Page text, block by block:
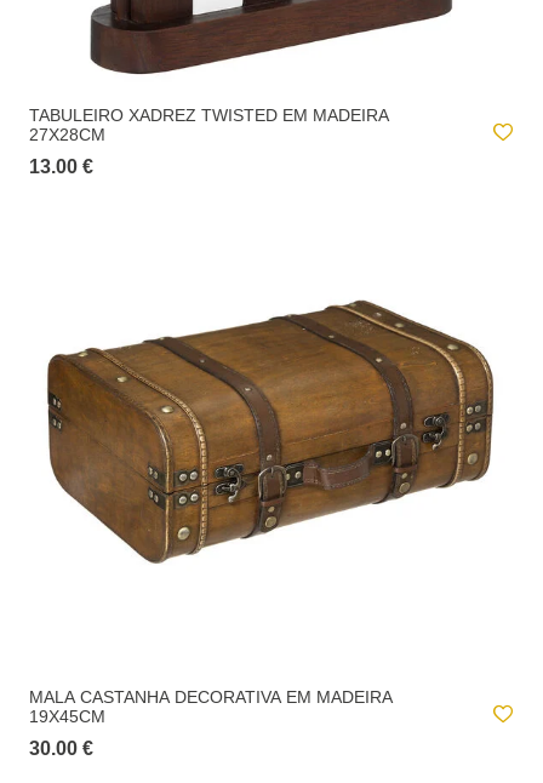
TABULEIRO XADREZ TWISTED EM MADEIRA
27X28CM
13.00 €
MALA CASTANHA DECORATIVA EM MADEIRA
19X45CM
30.00 €